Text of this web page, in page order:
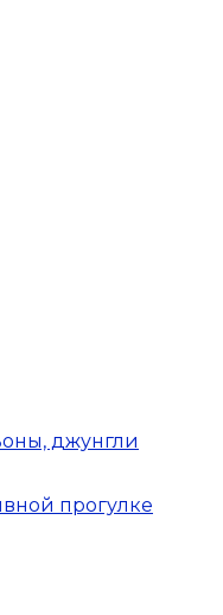
джунгли
прогулке